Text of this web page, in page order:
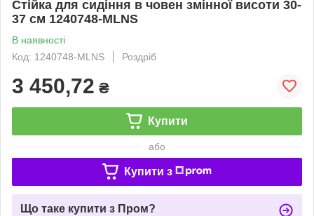
Стійка для сидіння в човен змінної висоти 30-
37 см 1240748-MLNS
В наявності
Код: 1240748-MLNS
Роздріб
3 450,72 ₴
Купити
або
Купити з
Що таке купити з Пром?